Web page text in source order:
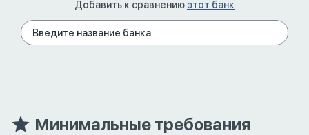
Добавить к сравнению этот банк
Минимальные требования